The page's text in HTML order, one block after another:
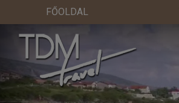
FŐOLDAL